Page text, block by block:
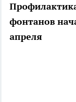
фонтанов
апреля